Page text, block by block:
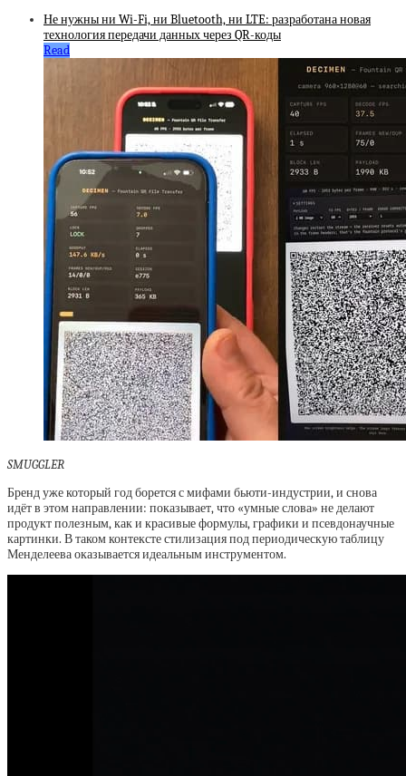
Не нужны ни Wi-Fi, ни Bluetooth, ни LTE: разработана новая
технология передачи данных через QR-коды
Read
SMUGGLER
Бренд уже который год борется с мифами бьюти-индустрии, и снова
идёт в этом направлении: показывает, что «умные слова» не делают
продукт полезным, как и красивые формулы, графики и псевдонаучные
картинки. В таком контексте стилизация под периодическую таблицу
Менделеева оказывается идеальным инструментом.